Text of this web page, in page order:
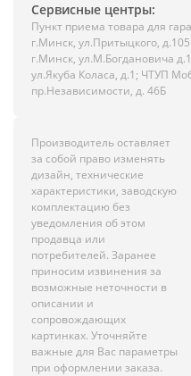
Сервисные центры:
Пункт приема товара для
г.Минск, ул.Притыцкого,
г.Минск, ул.М.Богдановича
ул.Якуба Коласа, д.1; ЧТУП
пр.Независимости, д. 46Б
Производитель оставляет
за собой право изменять
дизайн, технические
характеристики, заводскую
комплектацию без
уведомления об этом
продавца или
потребителей. Заранее
приносим извинения за
возможные неточности в
описании и
сопровождающих
картинках. Уточняйте
важные для Вас параметры
при оформлении заказа.